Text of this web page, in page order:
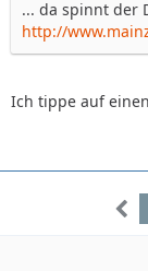
... da spinnt der
http://
Ich tippe auf